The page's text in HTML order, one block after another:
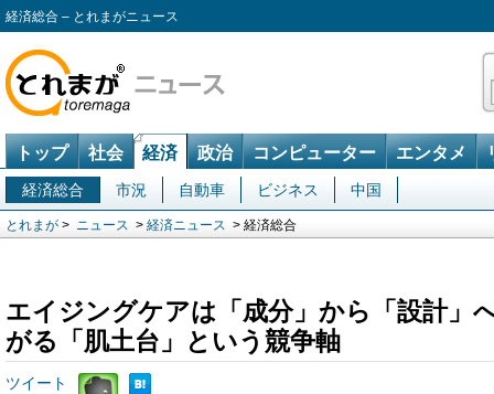
経済総合 – とれまがニュース
トップ 社会 経済 政治 コンピューター エンタメ
経済総合 市況 自動車 ビジネス 中国
とれまが > ニュース > 経済ニュース > 経済総合
エイジングケアは「成分」から「設計」
がる「肌土台」という競争軸
ツイート